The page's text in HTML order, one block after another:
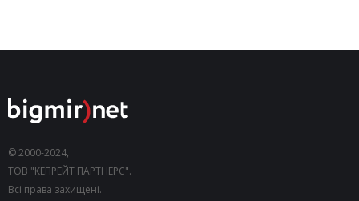
© 2000-2024,
ТОВ "КЕПРЕЙТ ПАРТНЕРС".
Всі права захищені.